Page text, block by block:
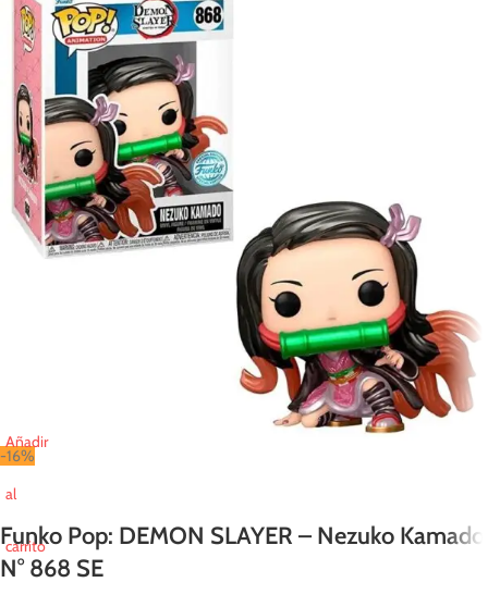
-16%
Añadir
al
carrito
Funko Pop: DEMON SLAYER – Nezuko Kamado
N° 868 SE